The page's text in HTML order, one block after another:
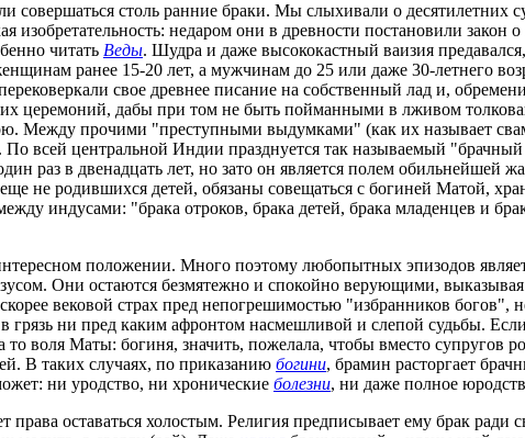
столь ранние браки. Мы слыхивали о десятилетних
недаром они в древности постановили закон
читать Веды. Шудра и даже высококастный ваизия
ранее 15-20 лет, а мужчинам до 25 или даже 30-летнего
свое древнее писание на собственный лад и,
церемоний, дабы при том не быть пойманными в лживом
Между прочими "преступными выдумками" (как их называет
всей центральной Индии празднуется так называемый
раз в двенадцать лет, но зато он является полем обильнейшей
не родившихся детей, обязаны совещаться с богиней Матой,
индусами: "брака отроков, брака детей, брака младенцев и
положении. Много поэтому любопытных эпизодов
Они остаются безмятежно и спокойно верующими,
вековой страх пред непогрешимостью "избранников
грязь ни пред каким афронтом насмешливой и слепой судьбы.
воля Маты: богиня, значить, пожелала, чтобы вместо супругов
В таких случаях, по приказанию богини, брамин расторгает
ни уродство, ни хронические болезни, ни даже полное
оставаться холостым. Религия предписывает ему брак ради